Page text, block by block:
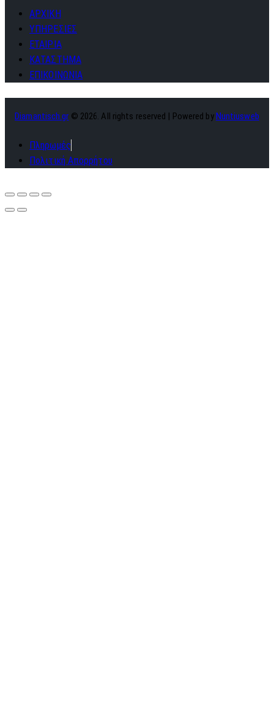
ΑΡΧΙΚΗ
ΥΠΗΡΕΣΙΕΣ
ΕΤΑΙΡΙΑ
ΚΑΤΑΣΤΗΜΑ
ΕΠΙΚΟΙΝΩΝΙΑ
Diamantisch.gr © 2026. All rights reserved | Powered by Nuntiusweb
Πληρωμές
Πολιτική Απορρήτου